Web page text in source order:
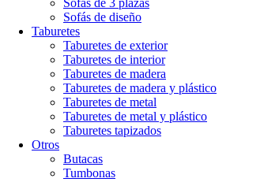
Sofás de 3 plazas
Sofás de diseño
Taburetes
Taburetes de exterior
Taburetes de interior
Taburetes de madera
Taburetes de madera y plástico
Taburetes de metal
Taburetes de metal y plástico
Taburetes tapizados
Otros
Butacas
Tumbonas